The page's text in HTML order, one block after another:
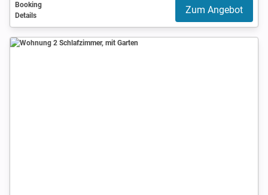
Booking
Details
Zum Angebot